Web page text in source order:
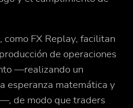
FX Replay, facilitan
de operaciones
—realizando un
esperanza matemática y
de modo que traders